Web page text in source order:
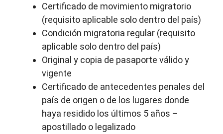
Certificado de movimiento migratorio
(requisito aplicable solo dentro del país)
Condición migratoria regular (requisito
aplicable solo dentro del país)
Original y copia de pasaporte válido y
vigente
Certificado de antecedentes penales del
país de origen o de los lugares donde
haya residido los últimos 5 años –
apostillado o legalizado